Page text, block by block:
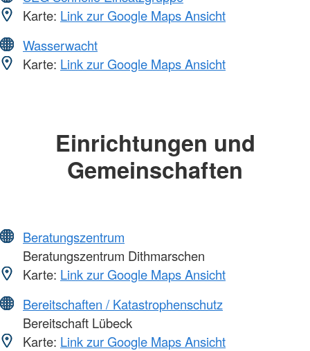
Karte: Link zur Google Maps Ansicht
Wasserwacht
Karte: Link zur Google Maps Ansicht
Einrichtungen und
Gemeinschaften
Beratungszentrum
Beratungszentrum Dithmarschen
Karte: Link zur Google Maps Ansicht
Bereitschaften / Katastrophenschutz
Bereitschaft Lübeck
Karte: Link zur Google Maps Ansicht